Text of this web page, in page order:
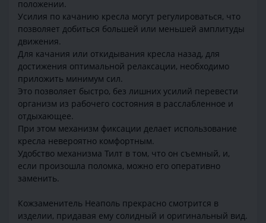
положении.
Усилия по качанию кресла могут регулироваться, что
позволяет добиться большей или меньшей амплитуды
движения.
Для качания или откидывания кресла назад, для
достижения оптимальной релаксации, необходимо
приложить минимум сил.
Это позволяет быстро, без лишних усилий перевести
организм из рабочего состояния в расслабленное и
отдыхающее.
При этом механизм фиксации делает использование
кресла невероятно комфортным.
Удобство механизма Тилт в том, что он съемный, и,
если произошла поломка, можно его оперативно
заменить.
Кожзаменитель Неаполь прекрасно смотрится в
изделии, придавая ему солидный и оригинальный вид.